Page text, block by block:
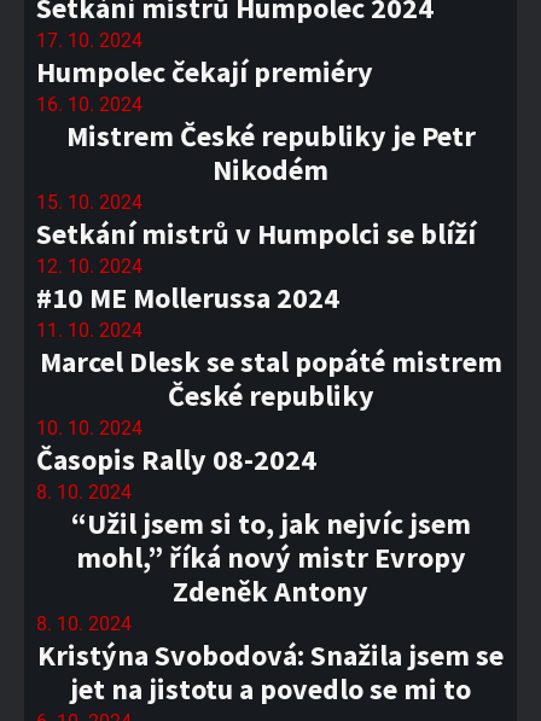
17. 10. 2024
Humpolec čekají premiéry
16. 10. 2024
Mistrem České republiky je Petr
Nikodém
15. 10. 2024
Setkání mistrů v Humpolci se blíží
12. 10. 2024
#10 ME Mollerussa 2024
11. 10. 2024
Marcel Dlesk se stal popáté mistrem
České republiky
10. 10. 2024
Časopis Rally 08-2024
8. 10. 2024
“Užil jsem si to, jak nejvíc jsem
mohl,” říká nový mistr Evropy
Zdeněk Antony
8. 10. 2024
Kristýna Svobodová: Snažila jsem se
jet na jistotu a povedlo se mi to